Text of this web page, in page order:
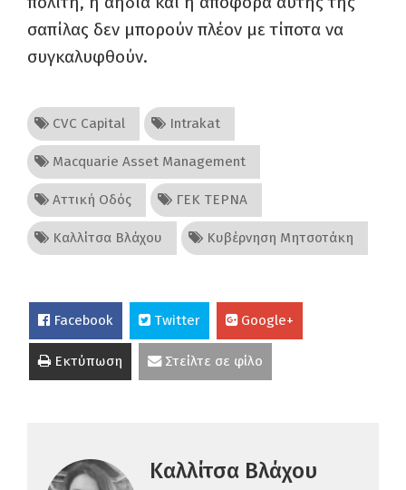
σαπίλας δεν μπορούν πλέον με τίποτα να
συγκαλυφθούν.
CVC Capital Intrakat
Macquarie Asset Management
Αττική Οδός ΓΕΚ ΤΕΡΝΑ
Καλλίτσα Βλάχου Κυβέρνηση Μητσοτάκη
Facebook Twitter Google+
Εκτύπωση Στείλτε σε φίλο
Καλλίτσα Βλάχου